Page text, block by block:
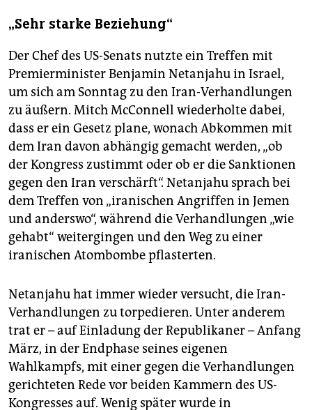
„Sehr starke Beziehung“
Der Chef des US-Senats nutzte ein Treffen mit
Premierminister Benjamin Netanjahu in Israel,
um sich am Sonntag zu den Iran-Verhandlungen
zu äußern. Mitch McConnell wiederholte dabei,
dass er ein Gesetz plane, wonach Abkommen mit
dem Iran davon abhängig gemacht werden, „ob
der Kongress zustimmt oder ob er die Sanktionen
gegen den Iran verschärft“. Netanjahu sprach bei
dem Treffen von „iranischen Angriffen in Jemen
und anderswo“, während die Verhandlungen „wie
gehabt“ weitergingen und den Weg zu einer
iranischen Atombombe pflasterten.
Netanjahu hat immer wieder versucht, die Iran-
Verhandlungen zu torpedieren. Unter anderem
trat er – auf Einladung der Republikaner – Anfang
März, in der Endphase seines eigenen
Wahlkampfs, mit einer gegen die Verhandlungen
gerichteten Rede vor beiden Kammern des US-
Kongresses auf. Wenig später wurde in